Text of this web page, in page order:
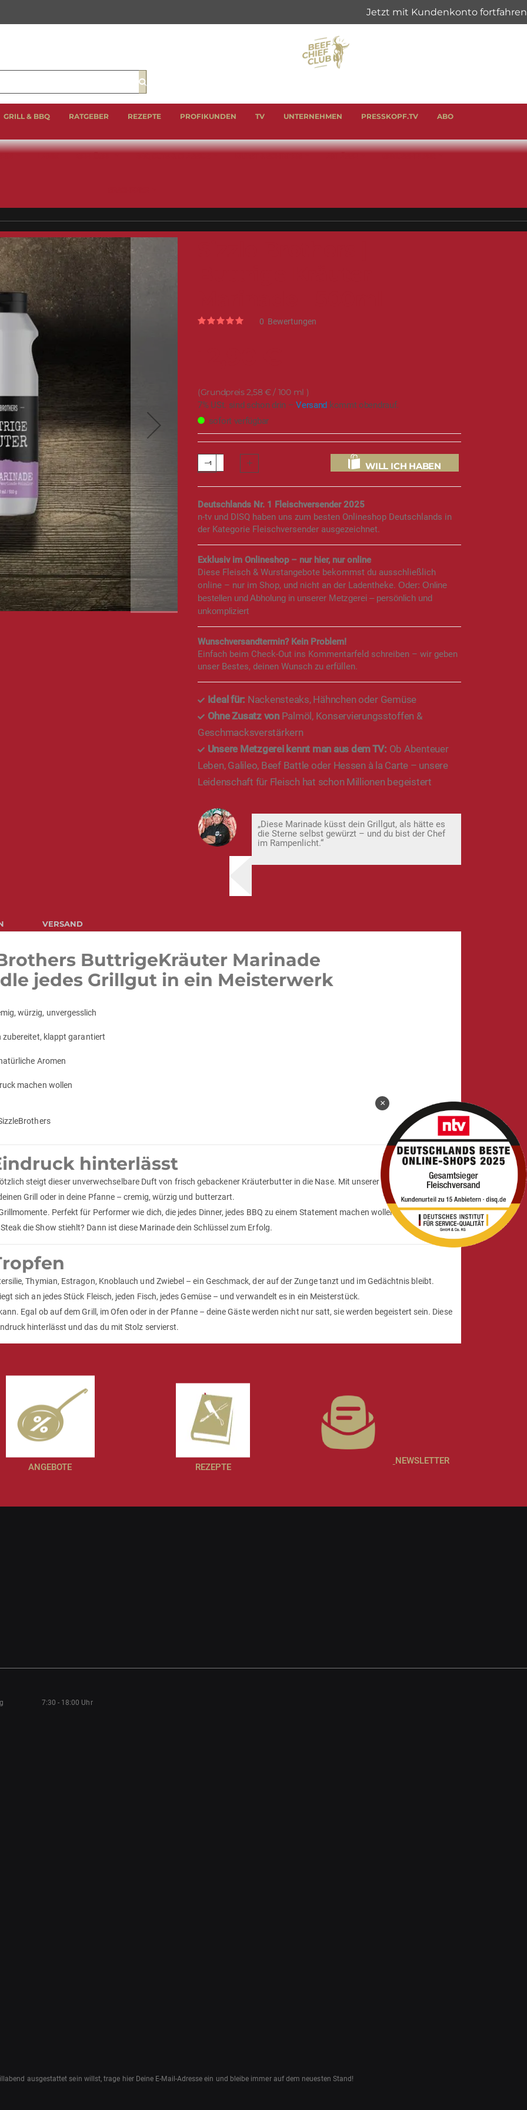
Suche
GRILL & BBQ RATGEBER REZEPTE PROFIKUNDEN TV UNTERNEHMEN PRESSKOPF.TV ABO
Rating:
0 Bewertungen
2,58 €/ 100 ml
7% USt. sind schon drin –Versand kommt obendrauf.
sofort verfügbar
WILL ICH HABEN
Deutschlands Nr. 1 Fleischversender 2025
n-tv und DISQ haben uns zum besten Onlineshop Deutschlands in
der Kategorie Fleischversender ausgezeichnet.
Exklusiv im Onlineshop – nur hier, nur online
Diese Fleisch & Wurstangebote bekommst du ausschließlich
online – nur im Shop, und nicht an der Ladentheke. Oder: Online
bestellen und Abholung in unserer Metzgerei – persönlich und
unkompliziert
Wunschversandtermin? Kein Problem!
Einfach beim Check-Out ins Kommentarfeld schreiben – wir geben
unser Bestes, deinen Wunsch zu erfüllen.
Ideal für: Nackensteaks, Hähnchen oder Gemüse
Ohne Zusatz vonPalmöl, Konservierungsstoffen &
Geschmacksverstärkern
Unsere Metzgerei kennt man aus dem TV: Ob Abenteuer
Leben, Galileo, Beef Battle oder Hessen à la Carte – unsere
Leidenschaft für Fleisch hat schon Millionen begeistert
„Diese Marinade küsst dein Grillgut, als hätte es
die Sterne selbst gewürzt – und du bist der Chef
im Rampenlicht.“
ButtrigeKräuter Marinade
jedes Grillgut in ein Meisterwerk
würzig, unvergesslich
zubereitet, klappt garantiert
Aromen
machen wollen
hinterlässt
steigt dieser unverwechselbare Duft von frisch gebackener Kräuterbutter in die Nase. Mit unsererButtrigeKräuter
Grill oder in deine Pfanne – cremig, würzig und butterzart.
Perfekt für Performer wie dich, die jedes Dinner, jedes BBQ zu einem Statement machen wollen. Du willst, dass
die Show stiehlt? Dann ist diese Marinade dein Schlüssel zum Erfolg.
Thymian, Estragon, Knoblauch und Zwiebel – ein Geschmack, der auf der Zunge tanzt und im Gedächtnis bleibt.
sich an jedes Stück Fleisch, jeden Fisch, jedes Gemüse – und verwandelt es in ein Meisterstück.
Egal ob auf dem Grill, im Ofen oder in der Pfanne – deine Gäste werden nicht nur satt, sie werden begeistert sein. Diese
hinterlässt und das du mit Stolz servierst.
VERSAND
ANGEBOTE REZEPTE
NEWSLETTER
7:30 - 18:00 Uhr
ausgestattet sein willst, trage hier Deine E-Mail-Adresse ein und bleibe immer auf dem neuesten Stand!
×